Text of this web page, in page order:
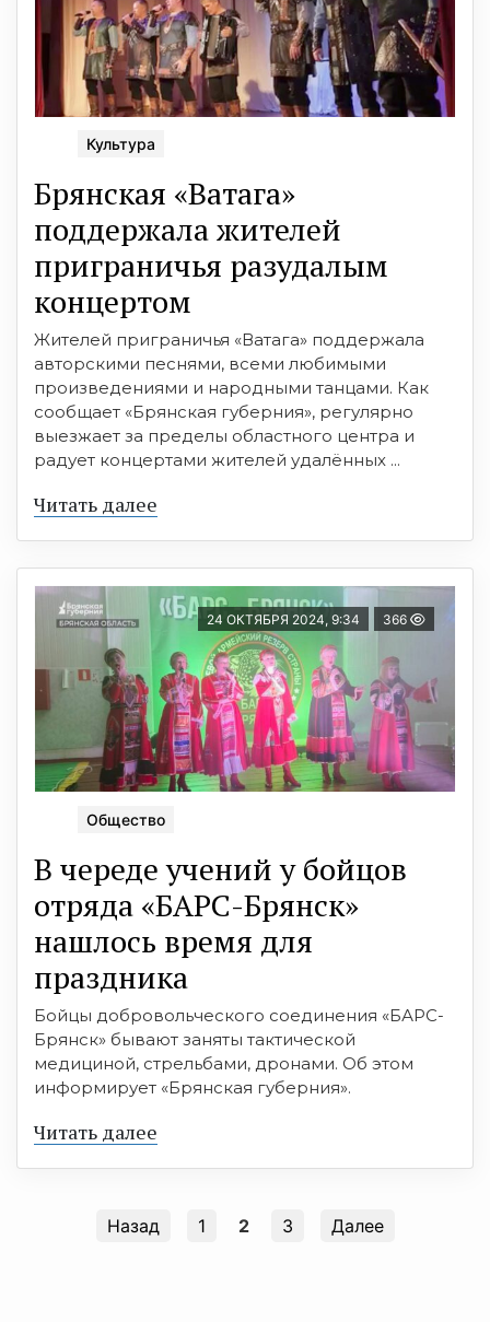
Культура
Брянская «Ватага»
поддержала жителей
приграничья разудалым
концертом
Жителей приграничья «Ватага» поддержала
авторскими песнями, всеми любимыми
произведениями и народными танцами. Как
сообщает «Брянская губерния», регулярно
выезжает за пределы областного центра и
радует концертами жителей удалённых ...
Читать далее
24 ОКТЯБРЯ 2024, 9:34 366
Общество
В череде учений у бойцов
отряда «БАРС-Брянск»
нашлось время для
праздника
Бойцы добровольческого соединения «БАРС-
Брянск» бывают заняты тактической
медициной, стрельбами, дронами. Об этом
информирует «Брянская губерния».
Читать далее
Назад 1 2 3 Далее